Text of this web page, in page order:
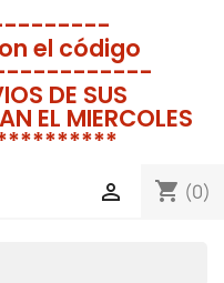
el código
DE SUS
EL MIERCOLES
shopping_cart (0)
